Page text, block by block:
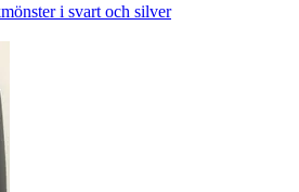
i svart och silver